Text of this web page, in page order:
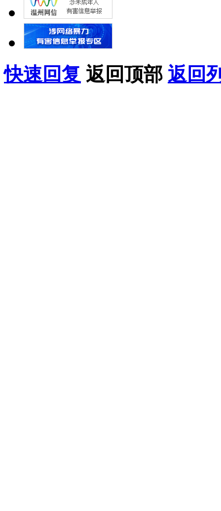
快速回复 返回顶部 返回